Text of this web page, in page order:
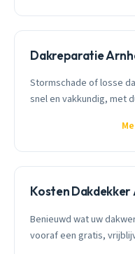
Dakreparatie
Stormschade of losse
snel en vakkundig, met
Kosten Dakdekker
Benieuwd wat uw
vooraf een gratis,